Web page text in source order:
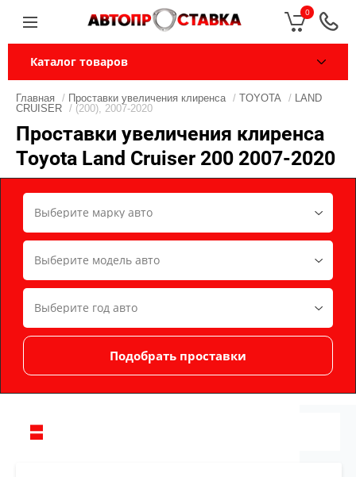
0
Каталог товаров
Главная / Проставки увеличения клиренса / TOYOTA / LAND
CRUISER / (200), 2007-2020
Проставки увеличения клиренса
Toyota Land Cruiser 200 2007-2020